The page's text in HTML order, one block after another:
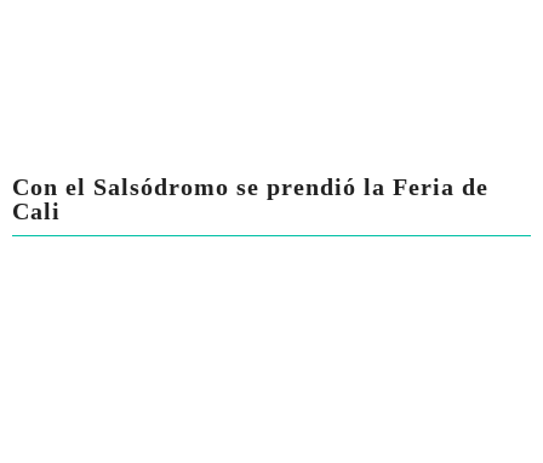
Con el Salsódromo se prendió la Feria de
Cali